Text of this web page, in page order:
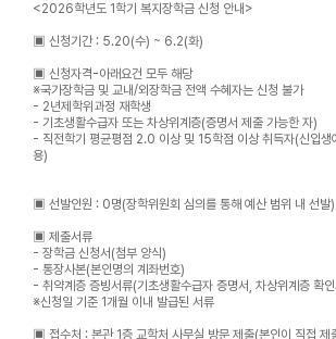
<2026학년도 1학기 복지장학금 신청 안내>
▣ 신청기간 : 5.20(수) ~ 6.2(화)
▣ 신청자격-아래요건 모두 해당
※국가장학금 및 교내/외장학금 전액 수혜자는 신청 불가
- 2년제학위과정 재학생
- 기초생활수급자 또는 차상위계층(증명서 제출 가능한 자)
- 직전학기 평균평점 2.0 이상 및 15학점 이상 취득자(신입생
용)
▣ 선발인원 : 0명(장학위원회 심의를 통해 예산 범위 내 선발)
▣ 제출서류
- 장학금 신청서(첨부 양식)
- 통장사본(본인명의 계좌번호)
- 취약계층 증빙서류(기초생활수급자 증명서, 차상위계층 확
※신청일 기준 1개월 이내 발급된 서류
▣ 접수처 : 본관 1층 교학처 사무실 방문 제출(본인이 직접 제